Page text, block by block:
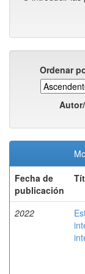
Ordenar
Fecha de
publicación
2022